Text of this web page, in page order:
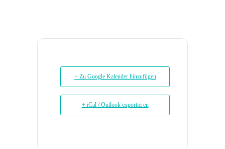
+ Zu Google Kalender hinzufügen
+ iCal / Outlook exportieren